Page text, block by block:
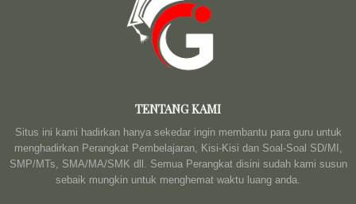
TENTANG KAMI
Situs ini kami hadirkan hanya sekedar ingin membantu para guru untuk
menghadirkan Perangkat Pembelajaran, Kisi-Kisi dan Soal-Soal SD/MI,
SMP/MTs, SMA/MA/SMK dll. Semua Perangkat disini sudah kami susun
sebaik mungkin untuk menghemat waktu luang anda.